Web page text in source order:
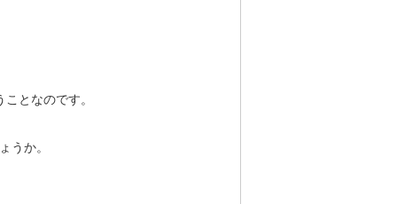
となのです。
うか。